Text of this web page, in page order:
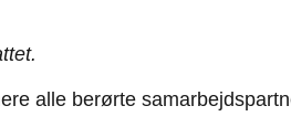
alle berørte